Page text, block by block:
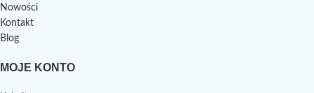
Nowości
Kontakt
Blog
MOJE KONTO